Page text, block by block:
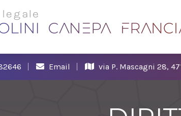
Email via P. Mascagni 28,